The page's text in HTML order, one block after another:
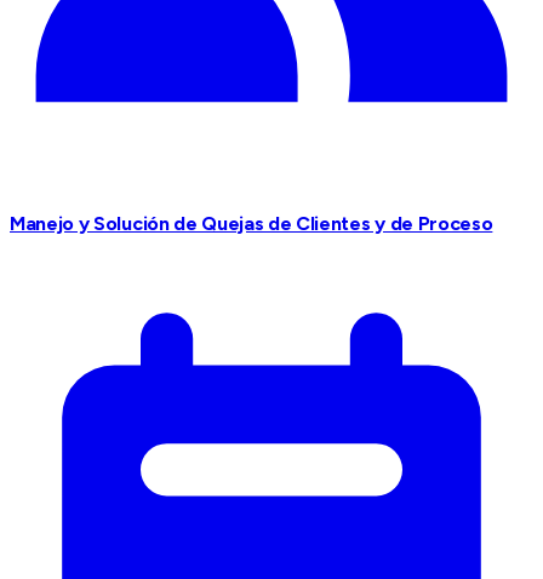
Manejo y Solución de Quejas de Clientes y de Proceso